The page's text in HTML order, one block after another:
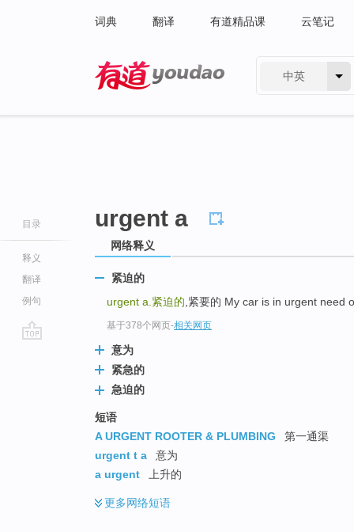
词典 翻译 有道精品课 云笔记
中英
目录
释义
翻译
例句
urgent a
网络释义
紧迫的
urgent a. 紧迫的 ,紧要的 My car is in urgent need
基于378个网页-相关网页
意为
紧急的
急迫的
短语
A URGENT ROOTER & PLUMBING
第一通渠
urgent t a
意为
a urgent
上升的
更多网络短语